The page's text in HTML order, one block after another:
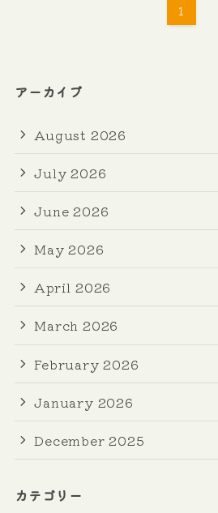
1
アーカイブ
August 2026
July 2026
June 2026
May 2026
April 2026
March 2026
February 2026
January 2026
December 2025
カテゴリー